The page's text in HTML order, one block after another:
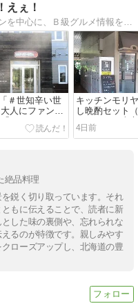
えぇ！
＃世知辛い世
人にファンタ
アイスコーヒ
）
キッチンモリ
し晩酌セット
き）」（網走
4日前
絶品料理
鋭く切り取っています。それ
もに伝えることで、読者に新
した味の裏側や、忘れられな
るのが特徴です。親しみやす
ローズアップし、北海道の豊